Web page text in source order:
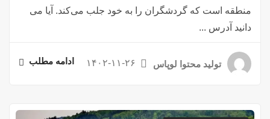
منطقه است که گردشگران را به خود جلب می‌کند. آیا می
دانید آدرس ...
تولید محتوا لوپاس ۱۴۰۲-۱۱-۲۶ ادامه مطلب